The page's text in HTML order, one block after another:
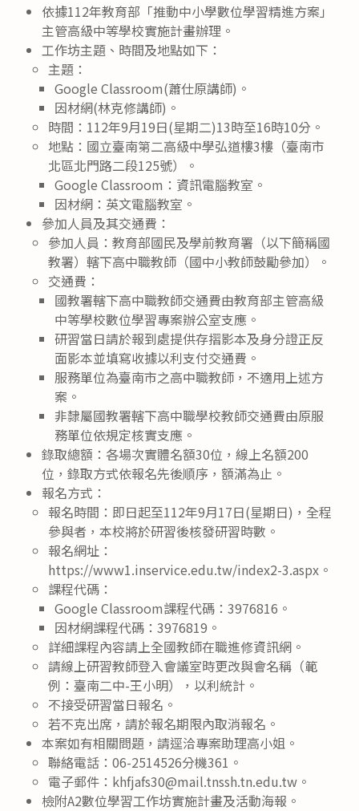
依據112年教育部「推動中小學數位學習精進方案」
主管高級中等學校實施計畫辦理。
工作坊主題、時間及地點如下：
主題：
Google Classroom(蕭仕原講師)。
因材網(林克修講師)。
時間：112年9月19日(星期二)13時至16時10分。
地點：國立臺南第二高級中學弘道樓3樓（臺南市
北區北門路二段125號）。
Google Classroom：資訊電腦教室。
因材網：英文電腦教室。
參加人員及其交通費：
參加人員：教育部國民及學前教育署（以下簡稱國
教署）轄下高中職教師（國中小教師鼓勵參加）。
交通費：
國教署轄下高中職教師交通費由教育部主管高級
中等學校數位學習專案辦公室支應。
研習當日請於報到處提供存摺影本及身分證正反
面影本並填寫收據以利支付交通費。
服務單位為臺南市之高中職教師，不適用上述方
案。
非隸屬國教署轄下高中職學校教師交通費由原服
務單位依規定核實支應。
錄取總額：各場次實體名額30位，線上名額200
位，錄取方式依報名先後順序，額滿為止。
報名方式：
報名時間：即日起至112年9月17日(星期日)，全程
參與者，本校將於研習後核發研習時數。
報名網址：
https://www1.inservice.edu.tw/index2-3.aspx。
課程代碼：
Google Classroom課程代碼：3976816。
因材網課程代碼：3976819。
詳細課程內容請上全國教師在職進修資訊網。
請線上研習教師登入會議室時更改與會名稱（範
例：臺南二中-王小明），以利統計。
不接受研習當日報名。
若不克出席，請於報名期限內取消報名。
本案如有相關問題，請逕洽專案助理高小姐。
聯絡電話：06-2514526分機361。
電子郵件：khfjafs30@mail.tnssh.tn.edu.tw。
檢附A2數位學習工作坊實施計畫及活動海報。